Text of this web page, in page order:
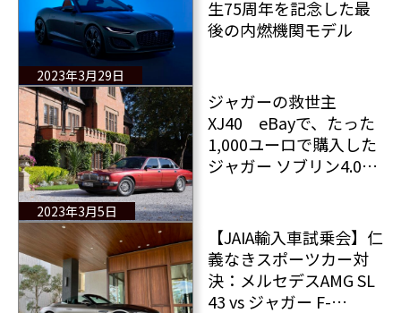
2023年3月29日
生75周年を記念した最
後の内燃機関モデル
2023年3月5日
ジャガーの救世主
XJ40 eBayで、たった
1,000ユーロで購入した
ジャガー ソブリン4.0の
【JAIA輸入車試乗会】仁
義なきスポーツカー対
決：メルセデスAMG SL
43 vs ジャガー F-